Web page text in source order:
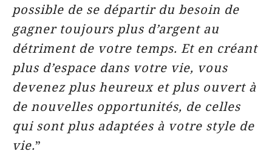
possible de se départir du besoin de
gagner toujours plus d’argent au
détriment de votre temps. Et en créant
plus d’espace dans votre vie, vous
devenez plus heureux et plus ouvert à
de nouvelles opportunités, de celles
qui sont plus adaptées à votre style de
vie.”